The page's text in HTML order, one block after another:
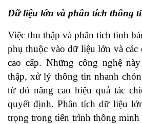
Dữ liệu lớn và phân tích thông
Việc thu thập và phân tích tình
phụ thuộc vào dữ liệu lớn và các
cao cấp. Những công nghệ
thập, xử lý thông tin nhanh
từ đó nâng cao hiệu quả tác
quyết định. Phân tích dữ liệu
trọng trong tiến trình thông minh